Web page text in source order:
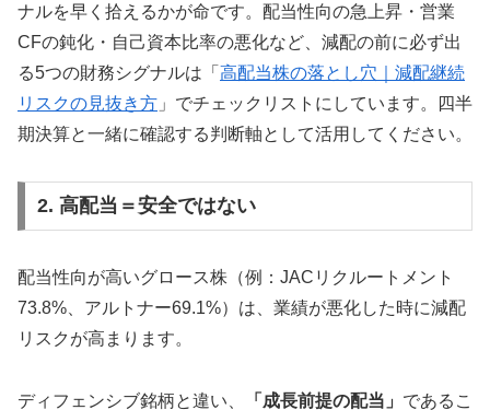
ナルを早く拾えるかが命です。配当性向の急上昇・営業
CFの鈍化・自己資本比率の悪化など、減配の前に必ず出
る5つの財務シグナルは「 高配当株の落とし穴｜減配継続
リスクの見抜き方 」でチェックリストにしています。四半
期決算と一緒に確認する判断軸として活用してください。
2. 高配当＝安全ではない
配当性向が高いグロース株（例：JACリクルートメント
73.8%、アルトナー69.1%）は、業績が悪化した時に減配
リスクが高まります。
ディフェンシブ銘柄と違い、 「成長前提の配当」 であるこ